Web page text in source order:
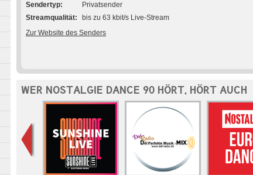
Sendertyp
Privatsender
Streamqualität
bis zu 63 kbit/s Live-Stream
Zur Website des Senders
WER NOSTALGIE DANCE 90 HÖRT, HÖRT AUCH